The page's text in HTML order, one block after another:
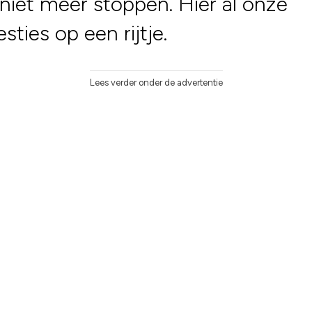
op een rijtje.
Lees verder onder de advertentie